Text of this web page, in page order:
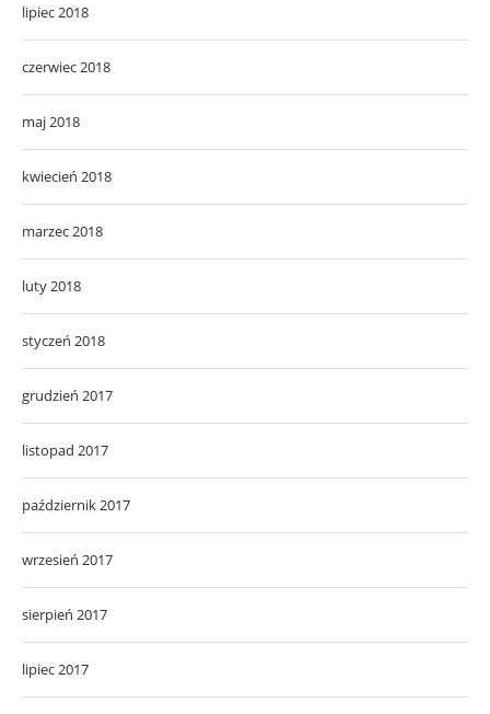
lipiec 2018
czerwiec 2018
maj 2018
kwiecień 2018
marzec 2018
luty 2018
styczeń 2018
grudzień 2017
listopad 2017
październik 2017
wrzesień 2017
sierpień 2017
lipiec 2017